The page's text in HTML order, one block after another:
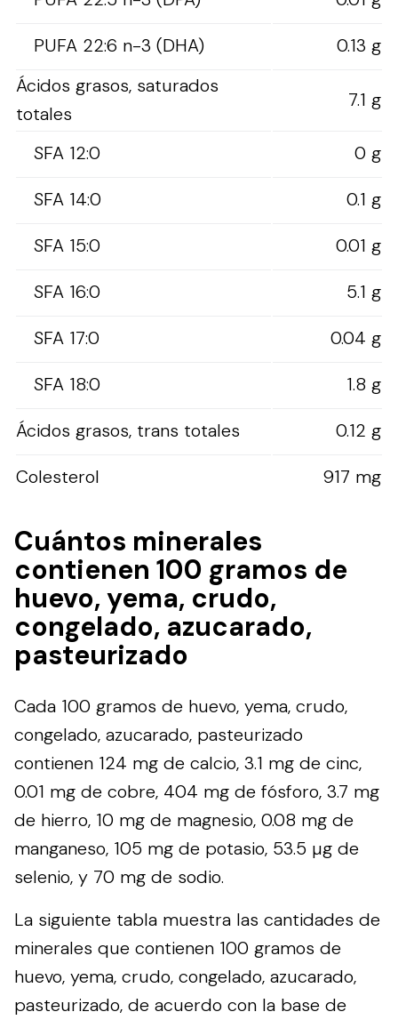
PUFA 22:6 n-3 (DHA)
0.13 g
Ácidos grasos, saturados
totales
7.1 g
SFA 12:0
0 g
SFA 14:0
0.1 g
SFA 15:0
0.01 g
SFA 16:0
5.1 g
SFA 17:0
0.04 g
SFA 18:0
1.8 g
Ácidos grasos, trans totales
0.12 g
Colesterol
917 mg
Cuántos minerales
contienen 100 gramos de
huevo, yema, crudo,
congelado, azucarado,
pasteurizado
Cada 100 gramos de huevo, yema, crudo,
congelado, azucarado, pasteurizado
contienen 124 mg de calcio, 3.1 mg de cinc,
0.01 mg de cobre, 404 mg de fósforo, 3.7 mg
de hierro, 10 mg de magnesio, 0.08 mg de
manganeso, 105 mg de potasio, 53.5 µg de
selenio, y 70 mg de sodio.
La siguiente tabla muestra las cantidades de
minerales que contienen 100 gramos de
huevo, yema, crudo, congelado, azucarado,
pasteurizado, de acuerdo con la base de